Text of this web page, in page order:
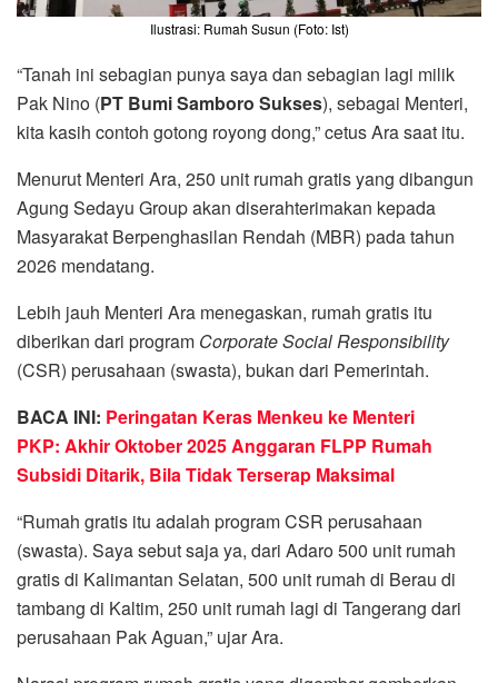
Ilustrasi: Rumah Susun (Foto: Ist)
“Tanah ini sebagian punya saya dan sebagian lagi milik
Pak Nino (PT Bumi Samboro Sukses), sebagai Menteri,
kita kasih contoh gotong royong dong,” cetus Ara saat itu.
Menurut Menteri Ara, 250 unit rumah gratis yang dibangun
Agung Sedayu Group akan diserahterimakan kepada
Masyarakat Berpenghasilan Rendah (MBR) pada tahun
2026 mendatang.
Lebih jauh Menteri Ara menegaskan, rumah gratis itu
diberikan dari program Corporate Social Responsibility
(CSR) perusahaan (swasta), bukan dari Pemerintah.
BACA INI: Peringatan Keras Menkeu ke Menteri
PKP: Akhir Oktober 2025 Anggaran FLPP Rumah
Subsidi Ditarik, Bila Tidak Terserap Maksimal
“Rumah gratis itu adalah program CSR perusahaan
(swasta). Saya sebut saja ya, dari Adaro 500 unit rumah
gratis di Kalimantan Selatan, 500 unit rumah di Berau di
tambang di Kaltim, 250 unit rumah lagi di Tangerang dari
perusahaan Pak Aguan,” ujar Ara.